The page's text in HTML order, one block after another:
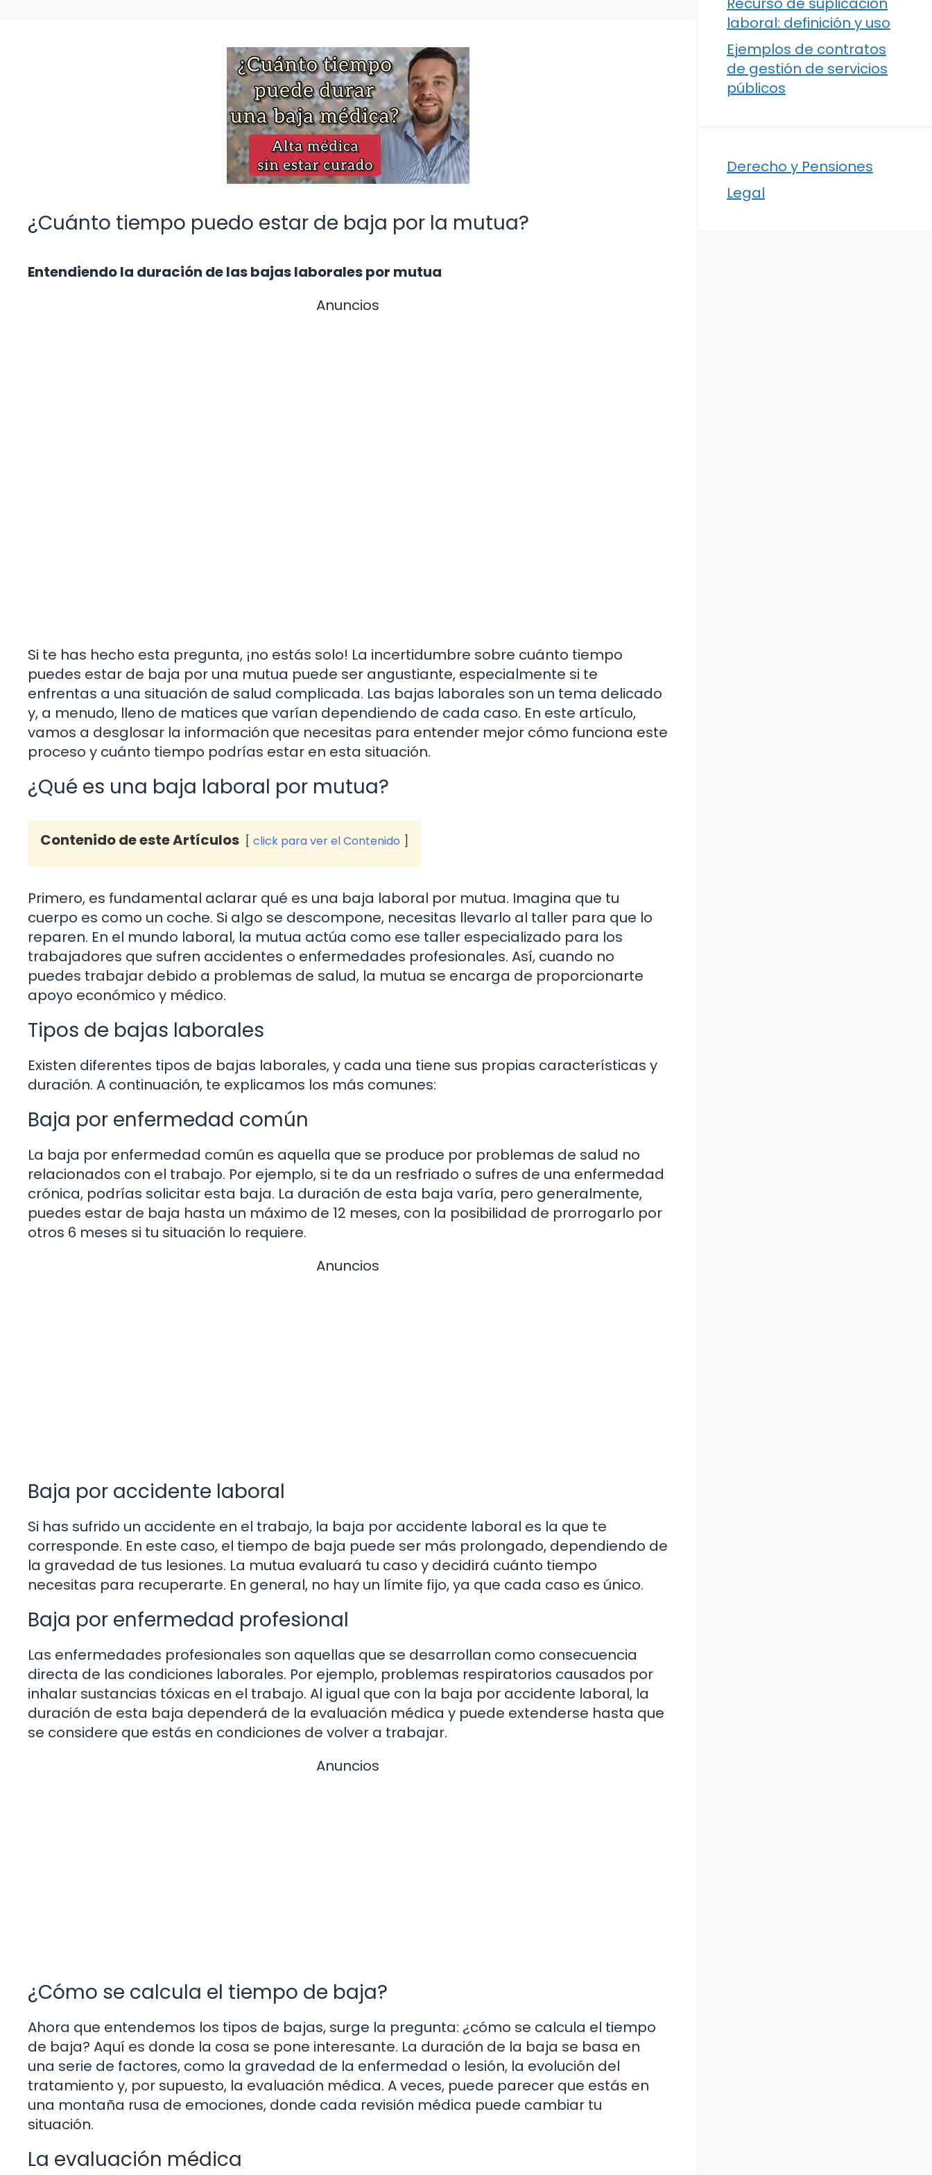
¿Cuánto tiempo puedo estar de baja por la mutua?
Entendiendo la duración de las bajas laborales por mutua
Anuncios
Si te has hecho esta pregunta, ¡no estás solo! La incertidumbre sobre cuánto tiempo
puedes estar de baja por una mutua puede ser angustiante, especialmente si te
enfrentas a una situación de salud complicada. Las bajas laborales son un tema delicado
y, a menudo, lleno de matices que varían dependiendo de cada caso. En este artículo,
vamos a desglosar la información que necesitas para entender mejor cómo funciona este
proceso y cuánto tiempo podrías estar en esta situación.
¿Qué es una baja laboral por mutua?
Contenido de este Artículos click para ver el Contenido
Primero, es fundamental aclarar qué es una baja laboral por mutua. Imagina que tu
cuerpo es como un coche. Si algo se descompone, necesitas llevarlo al taller para que lo
reparen. En el mundo laboral, la mutua actúa como ese taller especializado para los
trabajadores que sufren accidentes o enfermedades profesionales. Así, cuando no
puedes trabajar debido a problemas de salud, la mutua se encarga de proporcionarte
apoyo económico y médico.
Tipos de bajas laborales
Existen diferentes tipos de bajas laborales, y cada una tiene sus propias características y
duración. A continuación, te explicamos los más comunes:
Baja por enfermedad común
La baja por enfermedad común es aquella que se produce por problemas de salud no
relacionados con el trabajo. Por ejemplo, si te da un resfriado o sufres de una enfermedad
crónica, podrías solicitar esta baja. La duración de esta baja varía, pero generalmente,
puedes estar de baja hasta un máximo de 12 meses, con la posibilidad de prorrogarlo por
otros 6 meses si tu situación lo requiere.
Anuncios
Baja por accidente laboral
Si has sufrido un accidente en el trabajo, la baja por accidente laboral es la que te
corresponde. En este caso, el tiempo de baja puede ser más prolongado, dependiendo de
la gravedad de tus lesiones. La mutua evaluará tu caso y decidirá cuánto tiempo
necesitas para recuperarte. En general, no hay un límite fijo, ya que cada caso es único.
Baja por enfermedad profesional
Las enfermedades profesionales son aquellas que se desarrollan como consecuencia
directa de las condiciones laborales. Por ejemplo, problemas respiratorios causados por
inhalar sustancias tóxicas en el trabajo. Al igual que con la baja por accidente laboral, la
duración de esta baja dependerá de la evaluación médica y puede extenderse hasta que
se considere que estás en condiciones de volver a trabajar.
Anuncios
¿Cómo se calcula el tiempo de baja?
Ahora que entendemos los tipos de bajas, surge la pregunta: ¿cómo se calcula el tiempo
de baja? Aquí es donde la cosa se pone interesante. La duración de la baja se basa en
una serie de factores, como la gravedad de la enfermedad o lesión, la evolución del
tratamiento y, por supuesto, la evaluación médica. A veces, puede parecer que estás en
una montaña rusa de emociones, donde cada revisión médica puede cambiar tu
situación.
La evaluación médica
laboral: definición y uso
Ejemplos de contratos
de gestión de servicios
públicos
Derecho y Pensiones
Legal